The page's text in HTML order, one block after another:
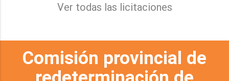
Ver todas las licitaciones
Comisión provincial de